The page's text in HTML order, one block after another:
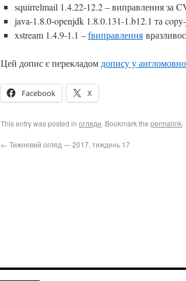
squirrelmail 1.4.22-12.2 – виправлення за
java-1.8.0-openjdk 1.8.0.131-1.b12.1 та
xstream 1.4.9-1.1 –fвиправлення
Цей допис є перекладом допису у
Facebook X
This entry was posted in огляди. Bookmark the permalink.
← Тижневий огляд — 2017, тиждень 17